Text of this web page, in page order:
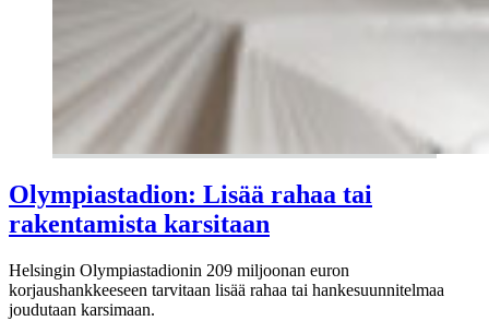
Olympiastadion: Lisää rahaa tai
rakentamista karsitaan
Helsingin Olympiastadionin 209 miljoonan euron
korjaushankkeeseen tarvitaan lisää rahaa tai hankesuunnitelmaa
joudutaan karsimaan.